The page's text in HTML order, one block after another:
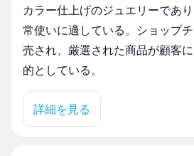
カラー仕上げのジュエリーであ
常使いに適している。ショップ
売され、厳選された商品が顧客
的としている。
詳細を見る